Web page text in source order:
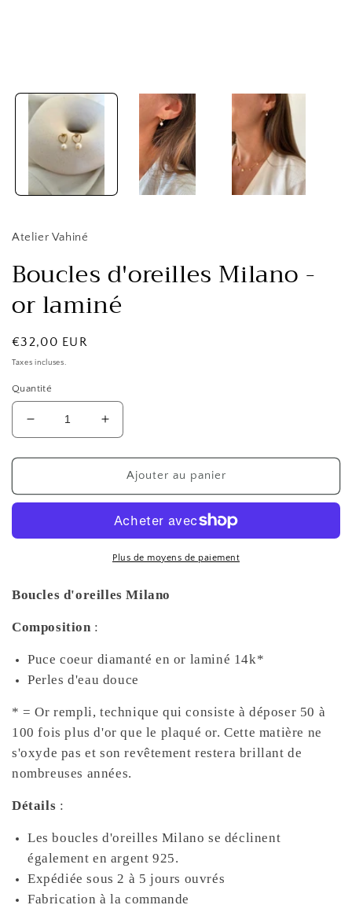
Atelier Vahiné
Boucles d'oreilles Milano -
or laminé
Prix
habituel
€32,00 EUR
Taxes incluses.
Quantité
Réduire
la
quantité
Boucles
-
Augmenter
la
quantité
Boucles
Milano
-
or
Ajouter au panier
Plus de moyens de paiement
Boucles d'oreilles Milano
Composition :
Puce coeur diamanté en or laminé 14k*
Perles d'eau douce
* = Or rempli, technique qui consiste à déposer 50 à
100 fois plus d'or que le plaqué or. Cette matière ne
s'oxyde pas et son revêtement restera brillant de
nombreuses années.
Détails :
Les boucles d'oreilles Milano se déclinent
également en argent 925.
Expédiée sous 2 à 5 jours ouvrés
Fabrication à la commande